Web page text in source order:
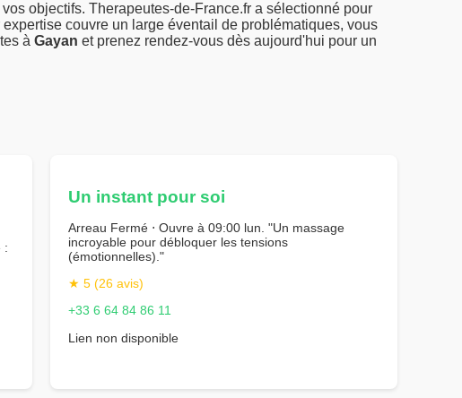
objectifs. Therapeutes-de-France.fr a sélectionné pour
couvre un large éventail de problématiques, vous
à Gayan et prenez rendez-vous dès aujourd'hui pour un
:
Un instant pour soi
Arreau Fermé ⋅ Ouvre à 09:00 lun. "Un massage
incroyable pour débloquer les tensions
(émotionnelles)."
★ 5 (26 avis)
+33 6 64 84 86 11
Lien non disponible